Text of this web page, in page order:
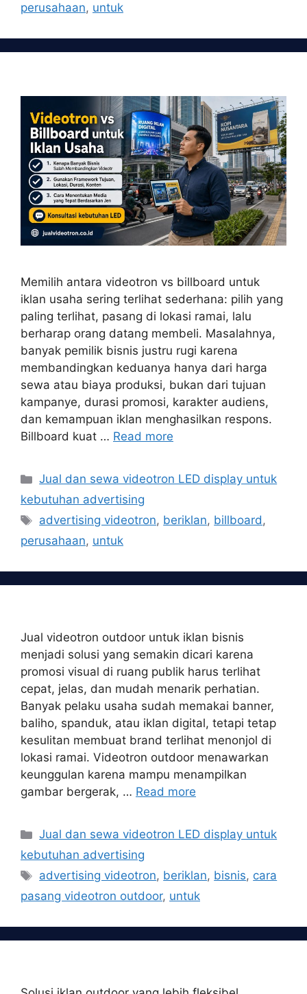
perusahaan, untuk
Memilih antara videotron vs billboard untuk
iklan usaha sering terlihat sederhana: pilih yang
paling terlihat, pasang di lokasi ramai, lalu
berharap orang datang membeli. Masalahnya,
banyak pemilik bisnis justru rugi karena
membandingkan keduanya hanya dari harga
sewa atau biaya produksi, bukan dari tujuan
kampanye, durasi promosi, karakter audiens,
dan kemampuan iklan menghasilkan respons.
Billboard kuat … Read more
Categories
Jual dan sewa videotron LED display untuk
kebutuhan advertising
Tags
advertising videotron, beriklan, billboard,
perusahaan, untuk
Jual videotron outdoor untuk iklan bisnis
menjadi solusi yang semakin dicari karena
promosi visual di ruang publik harus terlihat
cepat, jelas, dan mudah menarik perhatian.
Banyak pelaku usaha sudah memakai banner,
baliho, spanduk, atau iklan digital, tetapi tetap
kesulitan membuat brand terlihat menonjol di
lokasi ramai. Videotron outdoor menawarkan
keunggulan karena mampu menampilkan
gambar bergerak, … Read more
Categories
Jual dan sewa videotron LED display untuk
kebutuhan advertising
Tags
advertising videotron, beriklan, bisnis, cara
pasang videotron outdoor, untuk